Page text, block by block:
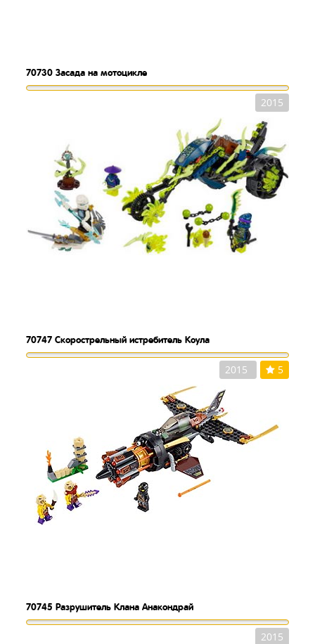
70730 Засада на мотоцикле
2015
70747 Скорострельный истребитель Коула
2015 5
70745 Разрушитель Клана Анакондрай
2015